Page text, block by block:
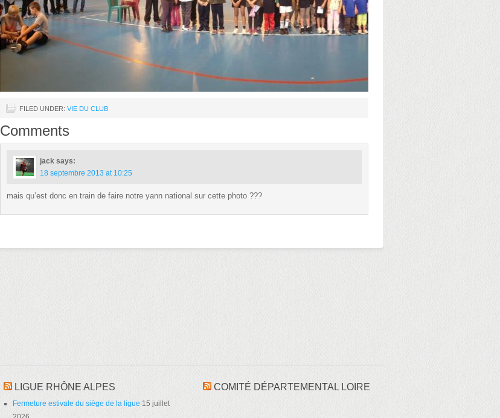
FILED UNDER: VIE DU CLUB
Comments
jack says:
18 septembre 2013 at 10:25
mais qu’est donc en train de faire notre yann national sur cette photo ???
LIGUE RHÔNE ALPES
Fermeture estivale du siège de la ligue 15 juillet
COMITÉ DÉPARTEMENTAL LOIRE